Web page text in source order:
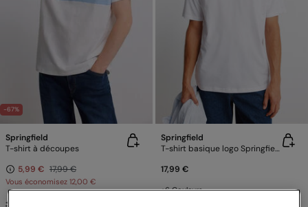
-67%
Springfield
T-shirt à découpes
5,99 € 17,99 €
Vous économisez 12,00 €
+3 Couleurs
Springfield
T-shirt basique logo Springfield
17,99 €
+6 Couleurs